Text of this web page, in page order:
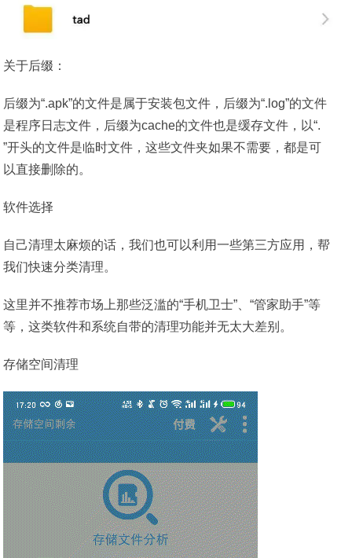
关于后缀：
后缀为“.apk”的文件是属于安装包文件，后缀为“.log”的文件
是程序日志文件，后缀为cache的文件也是缓存文件，以“.
”开头的文件是临时文件，这些文件夹如果不需要，都是可
以直接删除的。
软件选择
自己清理太麻烦的话，我们也可以利用一些第三方应用，帮
我们快速分类清理。
这里并不推荐市场上那些泛滥的“手机卫士”、“管家助手”等
等，这类软件和系统自带的清理功能并无太大差别。
存储空间清理